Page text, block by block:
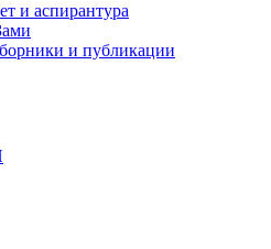
и аспирантура
и публикации